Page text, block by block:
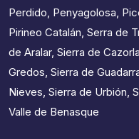
Perdido, Penyagolosa,
Pirineo Catalán, Serra de
de Aralar, Sierra de Cazorla
Gredos, Sierra de
Nieves, Sierra de Urbión,
Valle de Benasque